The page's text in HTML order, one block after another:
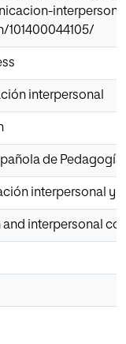
101400044105/
interpersonal
de Pedagogía
interpersonal y
and interpersonal